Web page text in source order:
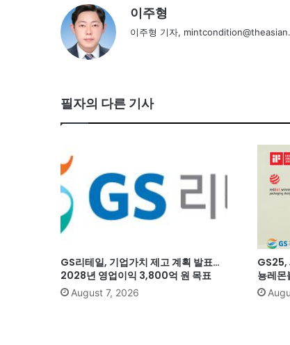
이주형
이주형 기자,
필자의 다른 기사
GS리테일, 기업가치 제고 계획 발표…
2028년 영업이익 3,800억 원 목표
August 7, 2026
GS25,
뇽레몬